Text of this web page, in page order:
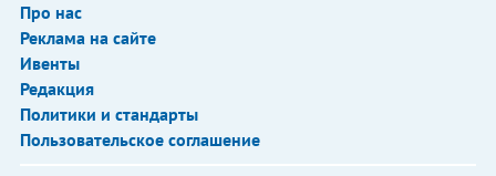
Про нас
Реклама на сайте
Ивенты
Редакция
Политики и стандарты
Пользовательское соглашение